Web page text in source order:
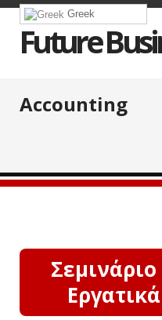
Greek
Future
Accounting